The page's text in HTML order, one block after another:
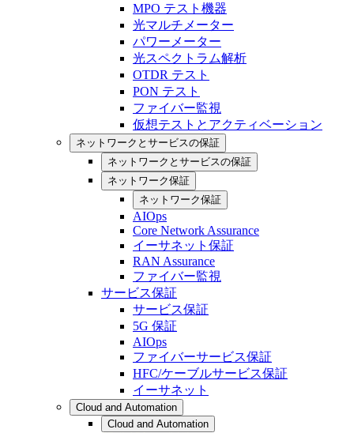
MPO テスト機器
光マルチメーター
パワーメーター
光スペクトラム解析
OTDR テスト
PON テスト
ファイバー監視
仮想テストとアクティベーション
ネットワークとサービスの保証
ネットワークとサービスの保証
ネットワーク保証
ネットワーク保証
AIOps
Core Network Assurance
イーサネット保証
RAN Assurance
ファイバー監視
サービス保証
サービス保証
5G 保証
AIOps
ファイバーサービス保証
HFC/ケーブルサービス保証
イーサネット
Cloud and Automation
Cloud and Automation